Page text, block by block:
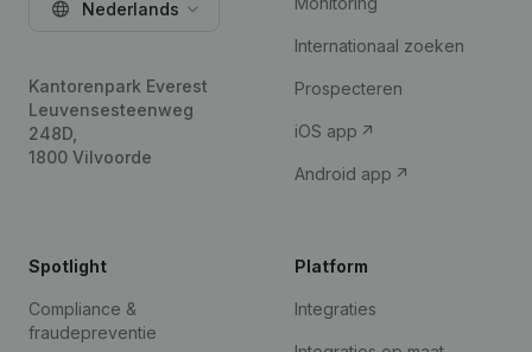
Nederlands
Kantorenpark Everest
Leuvensesteenweg
248D,
1800 Vilvoorde
Internationaal zoeken
Prospecteren
iOS app
Android app
Spotlight
Compliance &
fraudepreventie
Platform
Integraties